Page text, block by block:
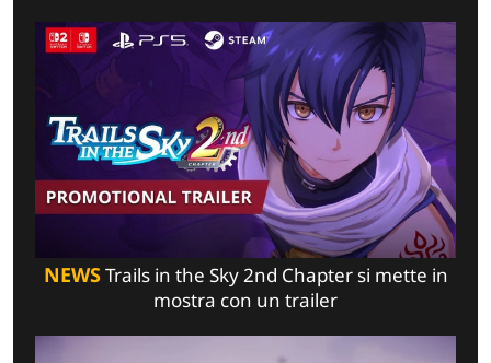
NEWSTrails in the Sky 2nd Chapter si mette in
mostra con un trailer